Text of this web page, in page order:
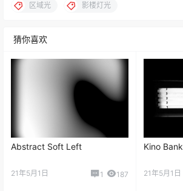
区域光 影楼灯光
猜你喜欢
Abstract Soft Left
21年5月1日 1 187
Kino Bank
21年5月1日